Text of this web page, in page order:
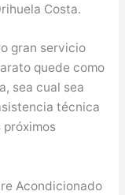
Costa.
gran servicio
quede como
sea cual sea
técnica
próximos
Acondicionado